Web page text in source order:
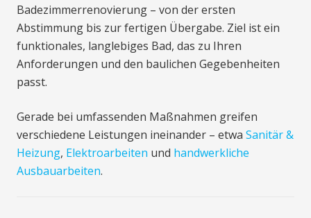
Badezimmerrenovierung – von der ersten
Abstimmung bis zur fertigen Übergabe. Ziel ist ein
funktionales, langlebiges Bad, das zu Ihren
Anforderungen und den baulichen Gegebenheiten
passt.
Gerade bei umfassenden Maßnahmen greifen
verschiedene Leistungen ineinander – etwa Sanitär &
Heizung, Elektroarbeiten und handwerkliche
Ausbauarbeiten.